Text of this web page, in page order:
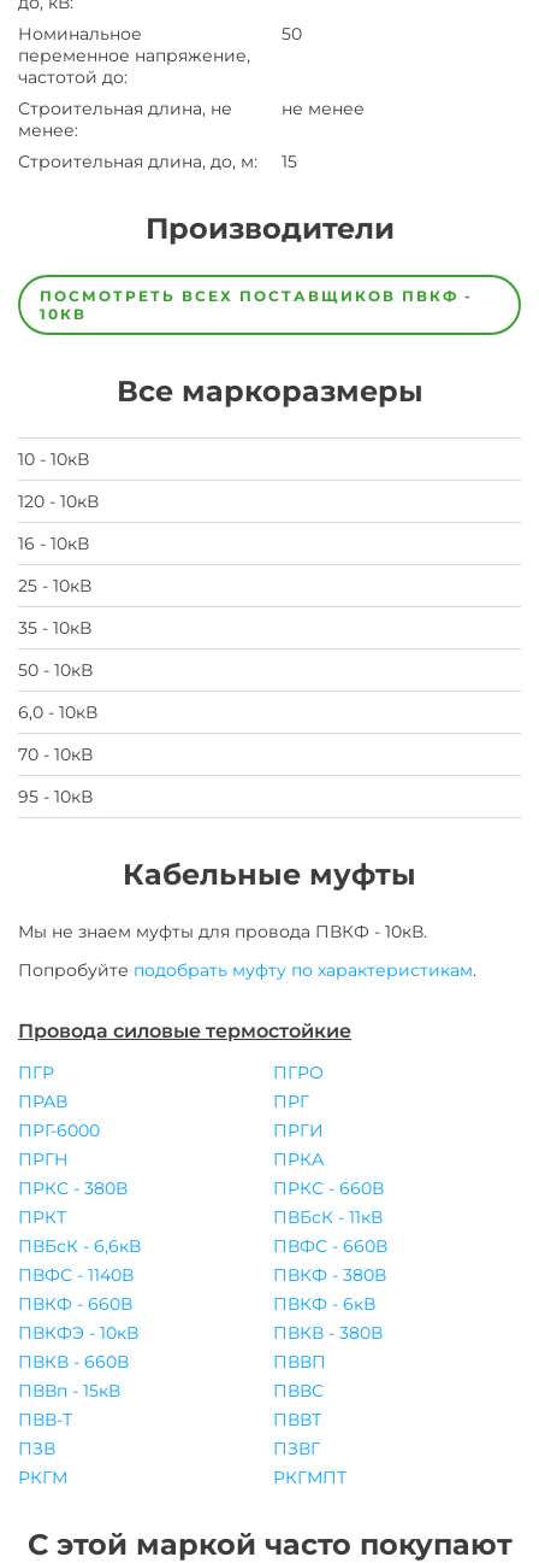
Номинальное
переменное напряжение,
частотой до:
50
Строительная длина, не
менее:
не менее
Строительная длина, до, м: 15
Производители
Завод Завод-
изготовитель
предпочел
на
завод
ПОСМОТРЕТЬ ВСЕХ ПОСТАВЩИКОВ ПВКФ -
10КВ
Все маркоразмеры
10 - 10кВ
120 - 10кВ
16 - 10кВ
25 - 10кВ
35 - 10кВ
50 - 10кВ
6,0 - 10кВ
70 - 10кВ
95 - 10кВ
Кабельные муфты
Мы не знаем муфты для провода ПВКФ - 10кВ.
Попробуйте подобрать муфту по характеристикам.
Провода силовые термостойкие
ПГР
ПГРО
ПРАВ
ПРГ
ПРГ-6000
ПРГИ
ПРГН
ПРКА
ПРКС - 380В
ПРКС - 660В
ПРКТ
ПВБсК - 11кВ
ПВБсК - 6,6кВ
ПВФС - 660В
ПВФС - 1140В
ПВКФ - 380В
ПВКФ - 660В
ПВКФ - 6кВ
ПВКФЭ - 10кВ
ПВКВ - 380В
ПВКВ - 660В
ПВВП
ПВВп - 15кВ
ПВВС
ПВВ-Т
ПВВТ
ПЗВ
ПЗВГ
РКГМ
РКГМПТ
С этой маркой часто покупают